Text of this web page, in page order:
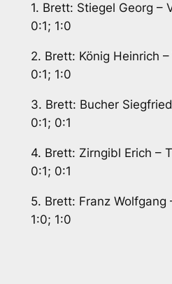
1. Brett: Stiegel Georg
0:1; 1:0
2. Brett: König
0:1; 1:0
3. Brett: Bucher
0:1; 0:1
4. Brett: Zirngibl Erich
0:1; 0:1
5. Brett: Franz Wolfgang
1:0; 1:0